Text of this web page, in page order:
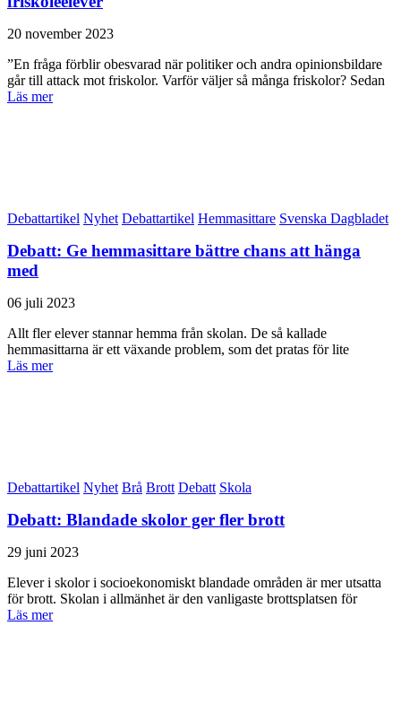
20 november 2023
”En fråga förblir obesvarad när politiker och andra opinionsbildare
går till attack mot friskolor. Varför väljer så många friskolor? Sedan
Läs mer
Debattartikel Nyhet Debattartikel Hemmasittare Svenska Dagbladet
Debatt: Ge hemmasittare bättre chans att hänga
med
06 juli 2023
Allt fler elever stannar hemma från skolan. De så kallade
hemmasittarna är ett växande problem, som det pratas för lite
Läs mer
Debattartikel Nyhet Brå Brott Debatt Skola
Debatt: Blandade skolor ger fler brott
29 juni 2023
Elever i skolor i socioekonomiskt blandade områden är mer utsatta
för brott. Skolan i allmänhet är den vanligaste brottsplatsen för
Läs mer